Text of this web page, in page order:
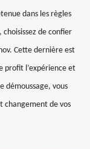
dans les règles
choisissez de confier
Cette dernière est
profit l’expérience et
démoussage, vous
changement de vos